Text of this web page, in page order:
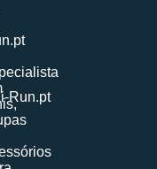
i-Run.pt